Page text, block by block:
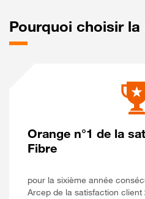
Pourquoi choisir la
Orange n°1 de la
Fibre
pour la sixième année
Arcep de la satisfaction client